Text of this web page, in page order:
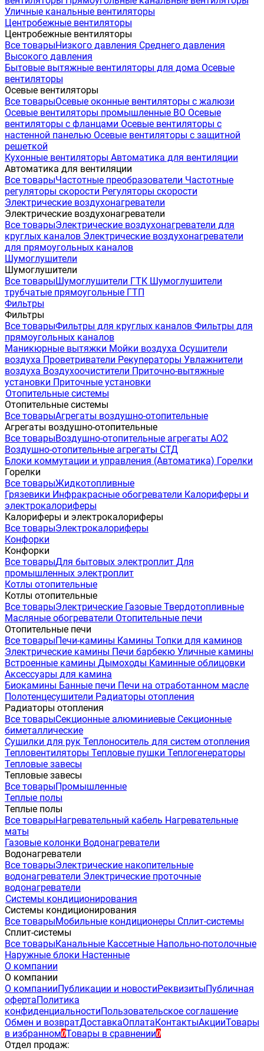
Уличные канальные вентиляторы
Центробежные вентиляторы
Центробежные вентиляторы
Все товарыНизкого давления Среднего давления
Высокого давления
Бытовые вытяжные вентиляторы для дома Осевые
вентиляторы
Осевые вентиляторы
Все товарыОсевые оконные вентиляторы с жалюзи
Осевые вентиляторы промышленные ВО Осевые
вентиляторы с фланцами Осевые вентиляторы с
настенной панелью Осевые вентиляторы с защитной
решеткой
Кухонные вентиляторы Автоматика для вентиляции
Автоматика для вентиляции
Все товарыЧастотные преобразователи Частотные
регуляторы скорости Регуляторы скорости
Электрические воздухонагреватели
Электрические воздухонагреватели
Все товарыЭлектрические воздухонагреватели для
круглых каналов Электрические воздухонагреватели
для прямоугольных каналов
Шумоглушители
Шумоглушители
Все товарыШумоглушители ГТК Шумоглушители
трубчатые прямоугольные ГТП
Фильтры
Фильтры
Все товарыФильтры для круглых каналов Фильтры для
прямоугольных каналов
Маникюрные вытяжки Мойки воздуха Осушители
воздуха Проветриватели Рекуператоры Увлажнители
воздуха Воздухоочистители Приточно-вытяжные
установки Приточные установки
Отопительные системы
Отопительные системы
Все товарыАгрегаты воздушно-отопительные
Агрегаты воздушно-отопительные
Все товарыВоздушно-отопительные агрегаты АО2
Воздушно-отопительные агрегаты СТД
Блоки коммутации и управления (Автоматика) Горелки
Горелки
Все товарыЖидкотопливные
Грязевики Инфракрасные обогреватели Калориферы и
электрокалориферы
Калориферы и электрокалориферы
Все товарыЭлектрокалориферы
Конфорки
Конфорки
Все товарыДля бытовых электроплит Для
промышленных электроплит
Котлы отопительные
Котлы отопительные
Все товарыЭлектрические Газовые Твердотопливные
Масляные обогреватели Отопительные печи
Отопительные печи
Все товарыПечи-камины Камины Топки для каминов
Электрические камины Печи барбекю Уличные камины
Встроенные камины Дымоходы Каминные облицовки
Аксессуары для камина
Биокамины Банные печи Печи на отработанном масле
Полотенцесушители Радиаторы отопления
Радиаторы отопления
Все товарыСекционные алюминиевые Секционные
биметаллические
Сушилки для рук Теплоноситель для систем отопления
Тепловентиляторы Тепловые пушки Теплогенераторы
Тепловые завесы
Тепловые завесы
Все товарыПромышленные
Теплые полы
Теплые полы
Все товарыНагревательный кабель Нагревательные
маты
Газовые колонки Водонагреватели
Водонагреватели
Все товарыЭлектрические накопительные
водонагреватели Электрические проточные
водонагреватели
Системы кондиционирования
Системы кондиционирования
Все товарыМобильные кондиционеры Сплит-системы
Сплит-системы
Все товарыКанальные Кассетные Напольно-потолочные
Наружные блоки Настенные
О компании
О компании
О компанииПубликации и новостиРеквизитыПубличная
офертаПолитика
конфиденциальностиПользовательское соглашение
Обмен и возвратДоставкаОплатаКонтактыАкцииТовары
в избранном0Товары в сравнении0
Отдел продаж: